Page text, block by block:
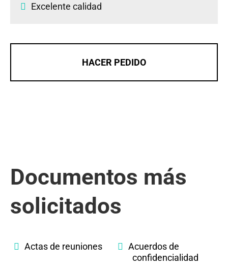
Excelente calidad
HACER PEDIDO
Documentos más
solicitados
Actas de reuniones
Acuerdos de
confidencialidad